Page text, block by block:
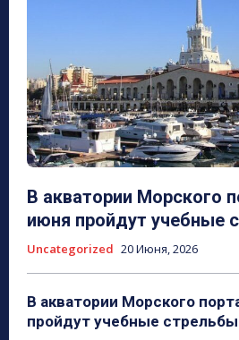
В акватории Морского
июня пройдут учебные
Uncategorized 20 Июня, 2026
В акватории Морского
пройдут учебные стрельбы